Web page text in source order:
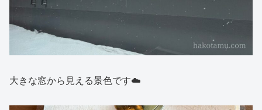
大きな窓から見える景色です☁️